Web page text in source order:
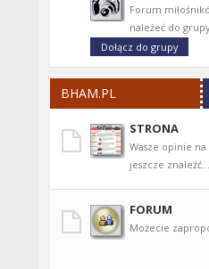
Forum
należeć do
BHAM.PL
STRONA
Wasze opinie
jeszcze znaleźć...
FORUM
Możecie